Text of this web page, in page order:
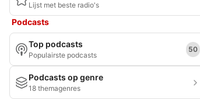
Lijst met beste radio's
Podcasts
Top podcasts
Populairste podcasts
50
Podcasts op genre
18 themagenres